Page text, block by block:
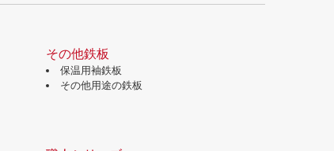
その他鉄板
保温用袖鉄板
その他用途の鉄板